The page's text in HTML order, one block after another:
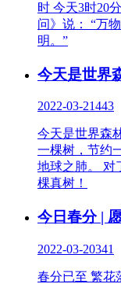
时 今天3时20
问》说： “万
明。”
今天是世界
2022-03-21443
今天是世界森
一棵树，节约
地球之肺。 对
棵真树！
今日春分 |
2022-03-20341
春分已至 繁花